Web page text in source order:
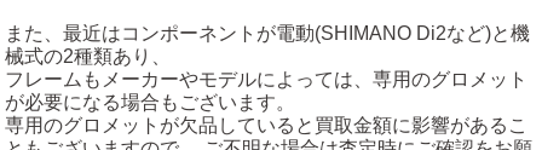
また、最近はコンポーネントが電動(SHIMANO Di2など)と機
械式の2種類あり、
フレームもメーカーやモデルによっては、専用のグロメット
が必要になる場合もございます。
専用のグロメットが欠品していると買取金額に影響があるこ